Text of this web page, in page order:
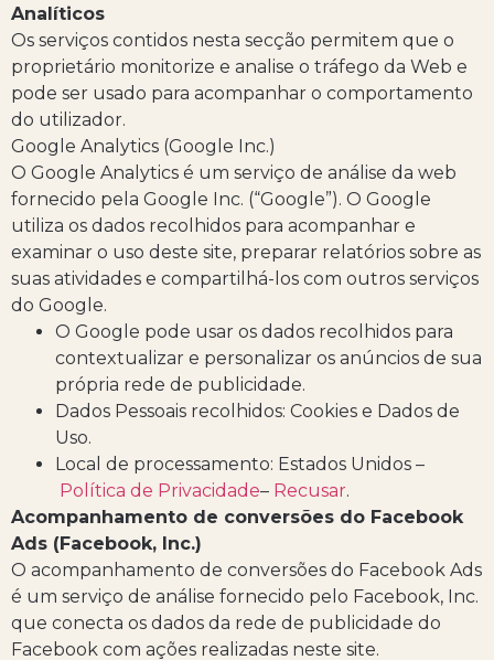
Analíticos
Os serviços contidos nesta secção permitem que o
proprietário monitorize e analise o tráfego da Web e
pode ser usado para acompanhar o comportamento
do utilizador.
Google Analytics (Google Inc.)
O Google Analytics é um serviço de análise da web
fornecido pela Google Inc. (“Google”). O Google
utiliza os dados recolhidos para acompanhar e
examinar o uso deste site, preparar relatórios sobre as
suas atividades e compartilhá-los com outros serviços
do Google.
O Google pode usar os dados recolhidos para
contextualizar e personalizar os anúncios de sua
própria rede de publicidade.
Dados Pessoais recolhidos: Cookies e Dados de
Uso.
Local de processamento: Estados Unidos –
Política de Privacidade– Recusar.
Acompanhamento de conversões do Facebook
Ads (Facebook, Inc.)
O acompanhamento de conversões do Facebook Ads
é um serviço de análise fornecido pelo Facebook, Inc.
que conecta os dados da rede de publicidade do
Facebook com ações realizadas neste site.